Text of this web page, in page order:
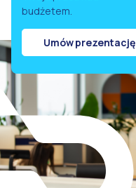
budżetem.
Umów prezentację